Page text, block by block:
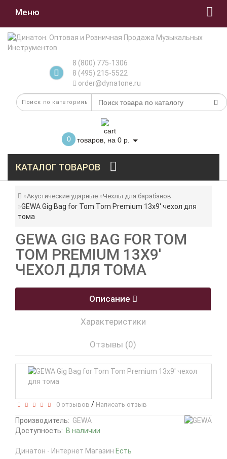
Меню
8 (800) 775-1306
8 (495) 215-5522
order@dynatone.ru
0 товаров, на 0 р.
КАТАЛОГ ТОВАРОВ
Акустические ударные Чехлы для барабанов
GEWA Gig Bag for Tom Tom Premium 13х9' чехол для
тома
GEWA GIG BAG FOR TOM
TOM PREMIUM 13Х9'
ЧЕХОЛ ДЛЯ ТОМА
Описание
Характеристики
Отзывы (0)
0 отзывов / Написать отзыв
Производитель: GEWA
Доступность: В наличии
Динатон - Интернет Магазин Есть